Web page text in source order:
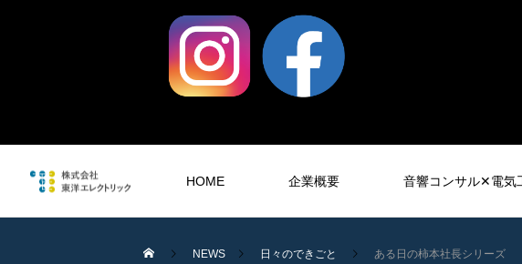
HOME 企業概要 音響コンサル✕電気
NEWS 日々のできごと ある日の柿本社長シリーズ